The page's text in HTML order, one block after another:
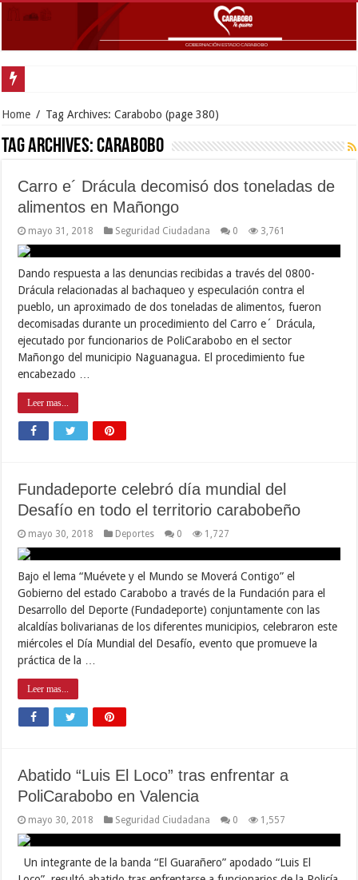
Home / Tag Archives: Carabobo (page 380)
Tag Archives:Carabobo
Carro e´ Drácula decomisó dos toneladas de
alimentos en Mañongo
mayo 31, 2018 Seguridad Ciudadana 0 3,761
Dando respuesta a las denuncias recibidas a través del 0800-
Drácula relacionadas al bachaqueo y especulación contra el
pueblo, un aproximado de dos toneladas de alimentos, fueron
decomisadas durante un procedimiento del Carro e´ Drácula,
ejecutado por funcionarios de PoliCarabobo en el sector
Mañongo del municipio Naguanagua. El procedimiento fue
encabezado …
Leer mas...
Fundadeporte celebró día mundial del
Desafío en todo el territorio carabobeño
mayo 30, 2018 Deportes 0 1,727
Bajo el lema “Muévete y el Mundo se Moverá Contigo” el
Gobierno del estado Carabobo a través de la Fundación para el
Desarrollo del Deporte (Fundadeporte) conjuntamente con las
alcaldías bolivarianas de los diferentes municipios, celebraron este
miércoles el Día Mundial del Desafío, evento que promueve la
práctica de la …
Leer mas...
Abatido “Luis El Loco” tras enfrentar a
PoliCarabobo en Valencia
mayo 30, 2018 Seguridad Ciudadana 0 1,557
Un integrante de la banda “El Guarañero” apodado “Luis El